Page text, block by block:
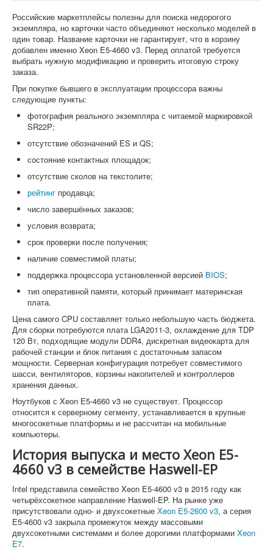
Российские маркетплейсы полезны для поиска недорогого
экземпляра, но карточки часто объединяют несколько моделей в
один товар. Название карточки не гарантирует, что в корзину
добавлен именно Xeon E5-4660 v3. Перед оплатой требуется
выбрать нужную модификацию и проверить итоговую строку
заказа.
При покупке бывшего в эксплуатации процессора важны
следующие пункты:
фотография реального экземпляра с читаемой маркировкой
SR22P;
отсутствие обозначений ES и QS;
состояние контактных площадок;
отсутствие сколов на текстолите;
рейтинг продавца;
число завершённых заказов;
условия возврата;
срок проверки после получения;
наличие совместимой платы;
поддержка процессора установленной версией BIOS;
тип оперативной памяти, который принимает материнская
плата.
Цена самого CPU составляет только небольшую часть бюджета.
Для сборки потребуются плата LGA2011-3, охлаждение для TDP
120 Вт, подходящие модули DDR4, дискретная видеокарта для
рабочей станции и блок питания с достаточным запасом
мощности. Серверная конфигурация потребует совместимого
шасси, вентиляторов, корзины накопителей и контроллеров
хранения данных.
Ноутбуков с Xeon E5-4660 v3 не существует. Процессор
относится к серверному сегменту, устанавливается в крупные
многосокетные платформы и не рассчитан на мобильные
компьютеры.
История выпуска и место Xeon E5-
4660 v3 в семействе Haswell-EP
Intel представила семейство Xeon E5-4600 v3 в 2015 году как
четырёхсокетное направление Haswell-EP. На рынке уже
присутствовали одно- и двухсокетные Xeon E5-2600 v3, а серия
E5-4600 v3 закрыла промежуток между массовыми
двухсокетными системами и более дорогими платформами Xeon
E7.